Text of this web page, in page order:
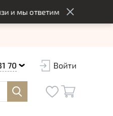
ответим вам в оптимальный
70 Войти